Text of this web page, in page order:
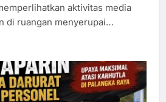
aktivitas media
di ruangan menyerupai…